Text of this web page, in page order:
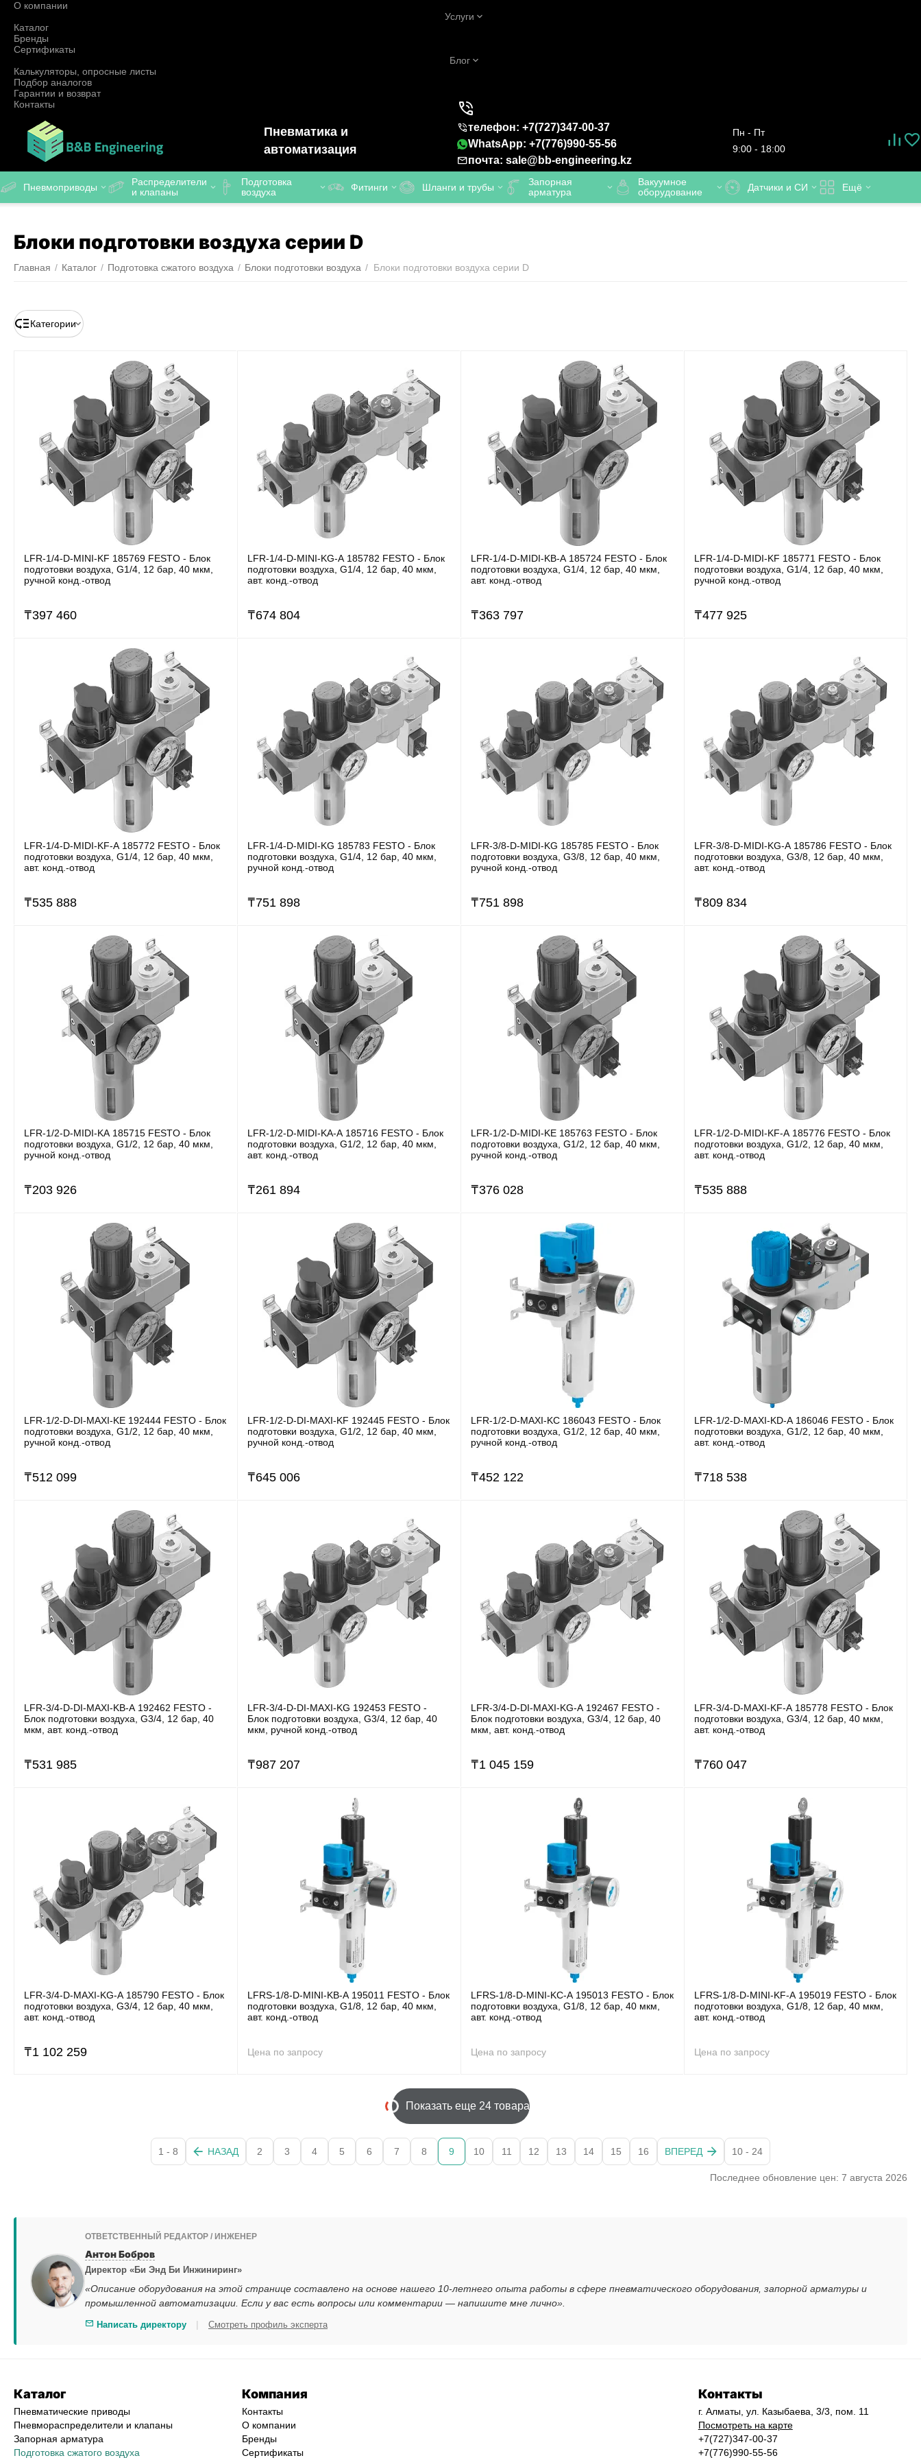
О компании
Услуги
Каталог
Бренды
Сертификаты
Блог
Калькуляторы, опросные листы
Подбор аналогов
Гарантии и возврат
Контакты
Пневматика и
автоматизация
телефон: +7(727)347-00-37
WhatsApp: +7(776)990-55-56
почта: sale@bb-engineering.kz
Пн - Пт
9:00 - 18:00
Пневмоприводы
Распределители
и клапаны
Подготовка
воздуха
Фитинги Шланги и трубы
Запорная
арматура
Вакуумное
оборудование
Датчики и СИ Ещё
Блоки подготовки воздуха серии D
Главная / Каталог / Подготовка сжатого воздуха / Блоки подготовки воздуха / Блоки подготовки воздуха серии D
Категории
LFR-1/4-D-MINI-KF 185769 FESTO - Блок
подготовки воздуха, G1/4, 12 бар, 40 мкм,
ручной конд.-отвод
₸397 460
LFR-1/4-D-MINI-KG-A 185782 FESTO - Блок
подготовки воздуха, G1/4, 12 бар, 40 мкм,
авт. конд.-отвод
₸674 804
LFR-1/4-D-MIDI-KB-A 185724 FESTO - Блок
подготовки воздуха, G1/4, 12 бар, 40 мкм,
авт. конд.-отвод
₸363 797
LFR-1/4-D-MIDI-KF 185771 FESTO - Блок
подготовки воздуха, G1/4, 12 бар, 40 мкм,
ручной конд.-отвод
₸477 925
LFR-1/4-D-MIDI-KF-A 185772 FESTO - Блок
подготовки воздуха, G1/4, 12 бар, 40 мкм,
авт. конд.-отвод
₸535 888
LFR-1/4-D-MIDI-KG 185783 FESTO - Блок
подготовки воздуха, G1/4, 12 бар, 40 мкм,
ручной конд.-отвод
₸751 898
LFR-3/8-D-MIDI-KG 185785 FESTO - Блок
подготовки воздуха, G3/8, 12 бар, 40 мкм,
ручной конд.-отвод
₸751 898
LFR-3/8-D-MIDI-KG-A 185786 FESTO - Блок
подготовки воздуха, G3/8, 12 бар, 40 мкм,
авт. конд.-отвод
₸809 834
LFR-1/2-D-MIDI-KA 185715 FESTO - Блок
подготовки воздуха, G1/2, 12 бар, 40 мкм,
ручной конд.-отвод
₸203 926
LFR-1/2-D-MIDI-KA-A 185716 FESTO - Блок
подготовки воздуха, G1/2, 12 бар, 40 мкм,
авт. конд.-отвод
₸261 894
LFR-1/2-D-MIDI-KE 185763 FESTO - Блок
подготовки воздуха, G1/2, 12 бар, 40 мкм,
ручной конд.-отвод
₸376 028
LFR-1/2-D-MIDI-KF-A 185776 FESTO - Блок
подготовки воздуха, G1/2, 12 бар, 40 мкм,
авт. конд.-отвод
₸535 888
LFR-1/2-D-DI-MAXI-KE 192444 FESTO - Блок
подготовки воздуха, G1/2, 12 бар, 40 мкм,
ручной конд.-отвод
₸512 099
LFR-1/2-D-DI-MAXI-KF 192445 FESTO - Блок
подготовки воздуха, G1/2, 12 бар, 40 мкм,
ручной конд.-отвод
₸645 006
LFR-1/2-D-MAXI-KC 186043 FESTO - Блок
подготовки воздуха, G1/2, 12 бар, 40 мкм,
ручной конд.-отвод
₸452 122
LFR-1/2-D-MAXI-KD-A 186046 FESTO - Блок
подготовки воздуха, G1/2, 12 бар, 40 мкм,
авт. конд.-отвод
₸718 538
LFR-3/4-D-DI-MAXI-KB-A 192462 FESTO -
Блок подготовки воздуха, G3/4, 12 бар, 40
мкм, авт. конд.-отвод
₸531 985
LFR-3/4-D-DI-MAXI-KG 192453 FESTO -
Блок подготовки воздуха, G3/4, 12 бар, 40
мкм, ручной конд.-отвод
₸987 207
LFR-3/4-D-DI-MAXI-KG-A 192467 FESTO -
Блок подготовки воздуха, G3/4, 12 бар, 40
мкм, авт. конд.-отвод
₸1 045 159
LFR-3/4-D-MAXI-KF-A 185778 FESTO - Блок
подготовки воздуха, G3/4, 12 бар, 40 мкм,
авт. конд.-отвод
₸760 047
LFR-3/4-D-MAXI-KG-A 185790 FESTO - Блок
подготовки воздуха, G3/4, 12 бар, 40 мкм,
авт. конд.-отвод
₸1 102 259
LFRS-1/8-D-MINI-KB-A 195011 FESTO - Блок
подготовки воздуха, G1/8, 12 бар, 40 мкм,
авт. конд.-отвод
Цена по запросу
LFRS-1/8-D-MINI-KC-A 195013 FESTO - Блок
подготовки воздуха, G1/8, 12 бар, 40 мкм,
авт. конд.-отвод
Цена по запросу
LFRS-1/8-D-MINI-KF-A 195019 FESTO - Блок
подготовки воздуха, G1/8, 12 бар, 40 мкм,
авт. конд.-отвод
Цена по запросу
Показать еще 24 товара
1 - 8 НАЗАД 2 3 4 5 6 7 8 9 10 11 12 13 14 15 16 ВПЕРЕД 10 - 24
Последнее обновление цен: 7 августа 2026
ОТВЕТСТВЕННЫЙ РЕДАКТОР / ИНЖЕНЕР
Антон Бобров
Директор «Би Энд Би Инжиниринг»
«Описание оборудования на этой странице составлено на основе нашего 10-летнего опыта работы в сфере пневматического оборудования, запорной арматуры и
промышленной автоматизации. Если у вас есть вопросы или комментарии — напишите мне лично».
Написать директору | Смотреть профиль эксперта
Каталог
Пневматические приводы
Пневмораспределители и клапаны
Запорная арматура
Подготовка сжатого воздуха
Компания
Контакты
О компании
Бренды
Сертификаты
Контакты
г. Алматы, ул. Казыбаева, 3/3, пом. 11
Посмотреть на карте
+7(727)347-00-37
+7(776)990-55-56